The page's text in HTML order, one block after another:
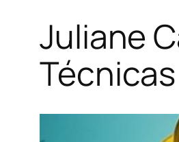
Juliane